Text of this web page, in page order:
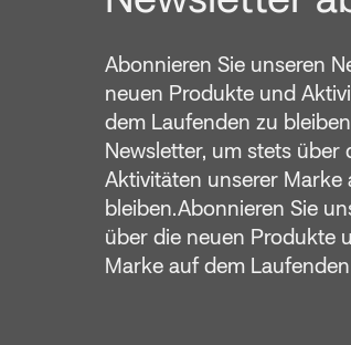
Abonnieren Sie unseren
neuen Produkte und
dem Laufenden zu
Newsletter, um stets
Aktivitäten unserer
bleiben.Abonnieren Sie
über die neuen Produkte
Marke auf dem